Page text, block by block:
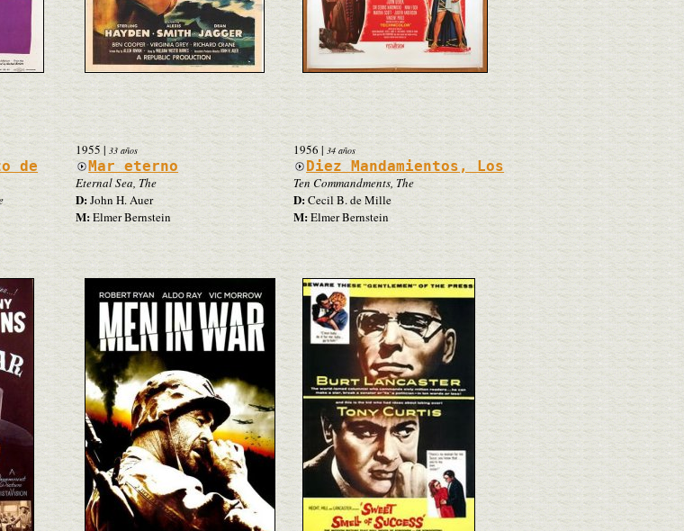
de
1955| 33 años
Mar eterno
Eternal Sea, The
D: John H. Auer
M:Elmer Bernstein
1956 | 34 años
Diez Mandamientos, Los
Ten Commandments, The
D:Cecil B. de Mille
M:Elmer Bernstein